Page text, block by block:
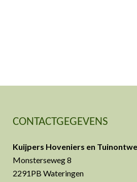
CONTACTGEGEVENS
Kuijpers Hoveniers en
Monsterseweg 8
2291PB Wateringen